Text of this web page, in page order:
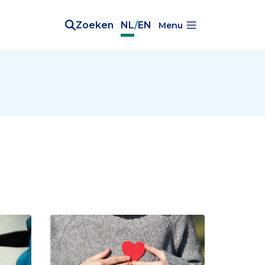
Zoeken NL/EN Menu